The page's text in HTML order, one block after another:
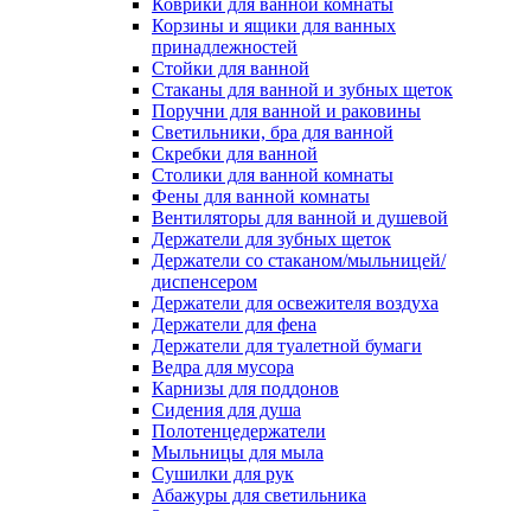
Коврики для ванной комнаты
Корзины и ящики для ванных
принадлежностей
Стойки для ванной
Стаканы для ванной и зубных щеток
Поручни для ванной и раковины
Светильники, бра для ванной
Скребки для ванной
Столики для ванной комнаты
Фены для ванной комнаты
Вентиляторы для ванной и душевой
Держатели для зубных щеток
Держатели со стаканом/мыльницей/
диспенсером
Держатели для освежителя воздуха
Держатели для фена
Держатели для туалетной бумаги
Ведра для мусора
Карнизы для поддонов
Сидения для душа
Полотенцедержатели
Мыльницы для мыла
Сушилки для рук
Абажуры для светильника